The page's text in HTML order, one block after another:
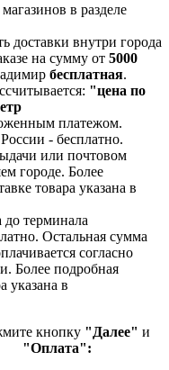
в разделе
доставки внутри города
на сумму от 5000
бесплатная.
"цена по
платежом.
- бесплатно.
или почтовом
городе. Более
товара указана в
до терминала
Остальная сумма
согласно
Более подробная
указана в
кнопку "Далее" и
"Оплата":